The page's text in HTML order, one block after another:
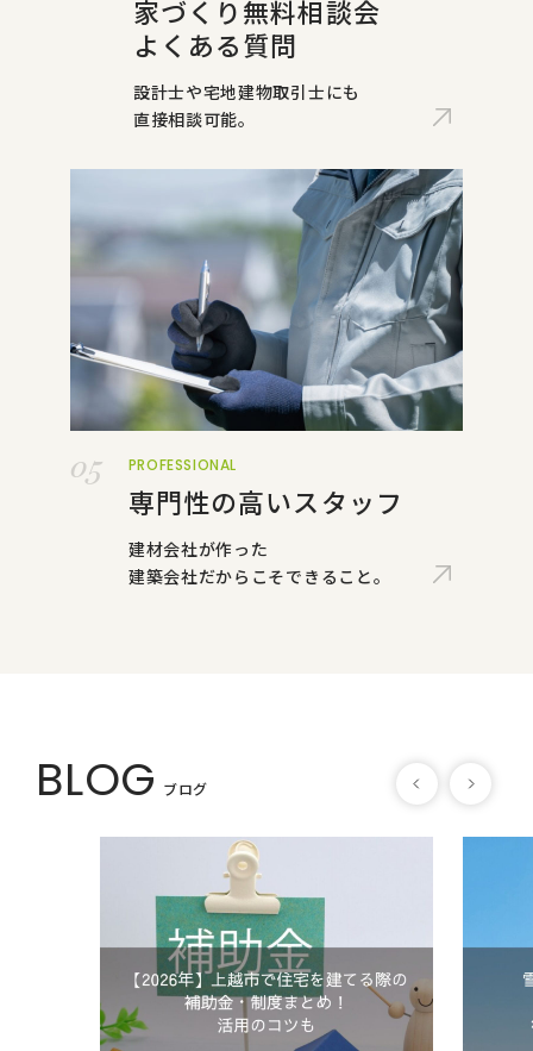
家づくり無料相談会
よくある質問
設計士や宅地建物取引士にも
直接相談可能。
05 PROFESSIONAL
専門性の高いスタッフ
建材会社が作った
建築会社だからこそできること。
BLOG ブログ